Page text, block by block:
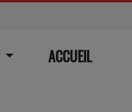
ACCUEIL